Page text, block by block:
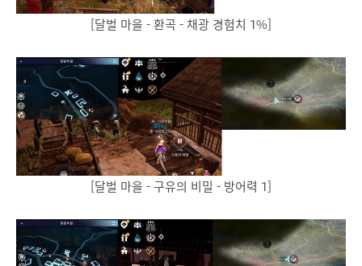
[달벌 마을 - 환곡 - 채광 경험치 1%]
[달벌 마을 - 구유의 비밀 - 방어력 1]